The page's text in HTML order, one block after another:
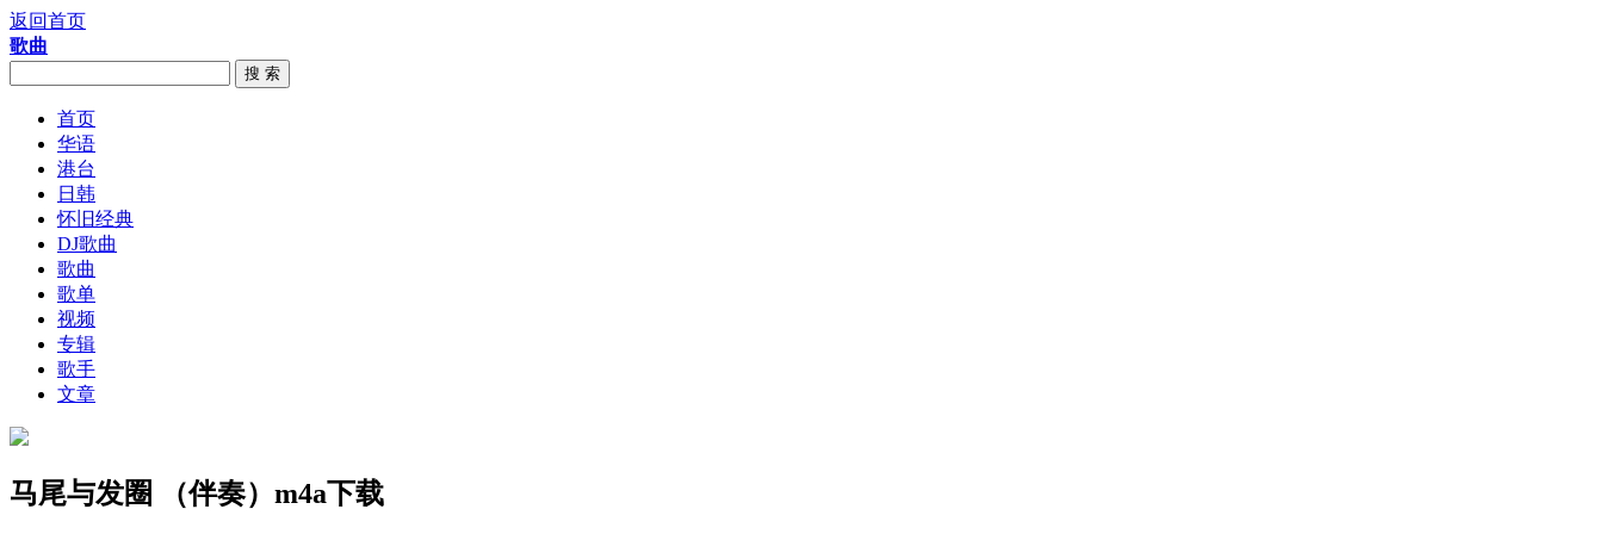
返回首页
歌曲
搜 索
首页
华语
港台
日韩
怀旧经典
DJ歌曲
歌曲
歌单
视频
专辑
歌手
文章
马尾与发圈 （伴奏）m4a下载